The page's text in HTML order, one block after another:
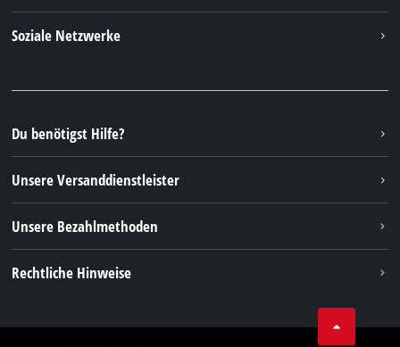
Einhell Germany AG
Soziale Netzwerke
Instagram
TikTok
Pinterest
Du benötigst Hilfe?
Unsere Versanddienstleister
Unsere Bezahlmethoden
Rechtliche Hinweise